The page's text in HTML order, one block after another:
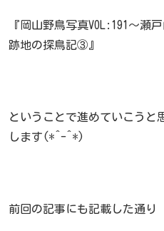
『岡山野鳥写真VOL:191～瀬
跡地の探鳥記③』
ということで進めていこうと
します(*^-^*)
前回の記事にも記載した通り